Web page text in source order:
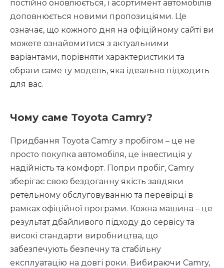
постійно оновлюється, і асортимент автомобілів
доповнюється новими пропозиціями. Це
означає, що кожного дня на офіційному сайті ви
можете ознайомитися з актуальними
варіантами, порівняти характеристики та
обрати саме ту модель, яка ідеально підходить
для вас.
Чому саме Toyota Camry?
Придбання Toyota Camry з пробігом – це не
просто покупка автомобіля, це інвестиція у
надійність та комфорт. Попри пробіг, Camry
зберігає свою бездоганну якість завдяки
ретельному обслуговуванню та перевірці в
рамках офіційної програми. Кожна машина – це
результат дбайливого підходу до сервісу та
високі стандарти виробництва, що
забезпечують безпечну та стабільну
експлуатацію на довгі роки. Вибираючи Camry,